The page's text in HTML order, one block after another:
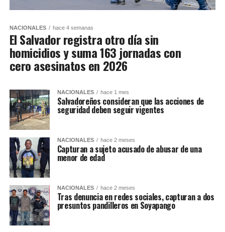
NACIONALES hace 4 semanas
El Salvador registra otro día sin
homicidios y suma 163 jornadas con
cero asesinatos en 2026
NACIONALES hace 1 mes
Salvadoreños consideran que las acciones de
seguridad deben seguir vigentes
NACIONALES hace 2 meses
Capturan a sujeto acusado de abusar de una
menor de edad
NACIONALES hace 2 meses
Tras denuncia en redes sociales, capturan a dos
presuntos pandilleros en Soyapango